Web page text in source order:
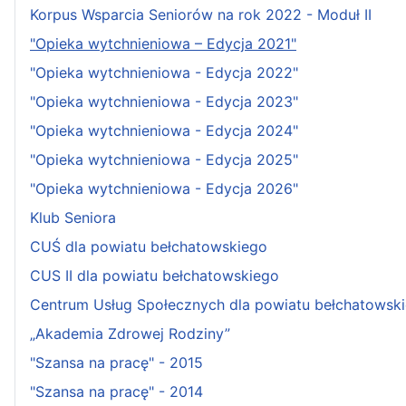
Korpus Wsparcia Seniorów na rok 2022 - Moduł II
"Opieka wytchnieniowa – Edycja 2021"
"Opieka wytchnieniowa - Edycja 2022"
"Opieka wytchnieniowa - Edycja 2023"
"Opieka wytchnieniowa - Edycja 2024"
"Opieka wytchnieniowa - Edycja 2025"
"Opieka wytchnieniowa - Edycja 2026"
Klub Seniora
CUŚ dla powiatu bełchatowskiego
CUS II dla powiatu bełchatowskiego
Centrum Usług Społecznych dla powiatu
„Akademia Zdrowej Rodziny”
"Szansa na pracę" - 2015
"Szansa na pracę" - 2014